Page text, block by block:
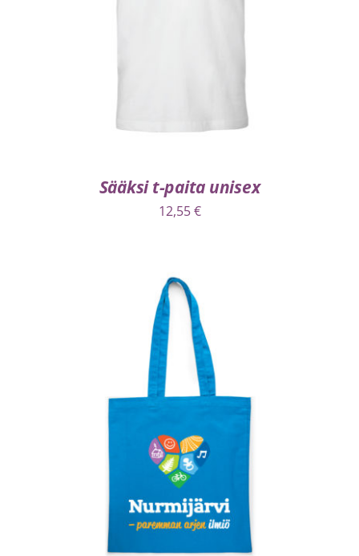
Sääksi t-paita unisex
12,55€
VALITSE VAIHTOEHDOISTA LISÄTIEDOT